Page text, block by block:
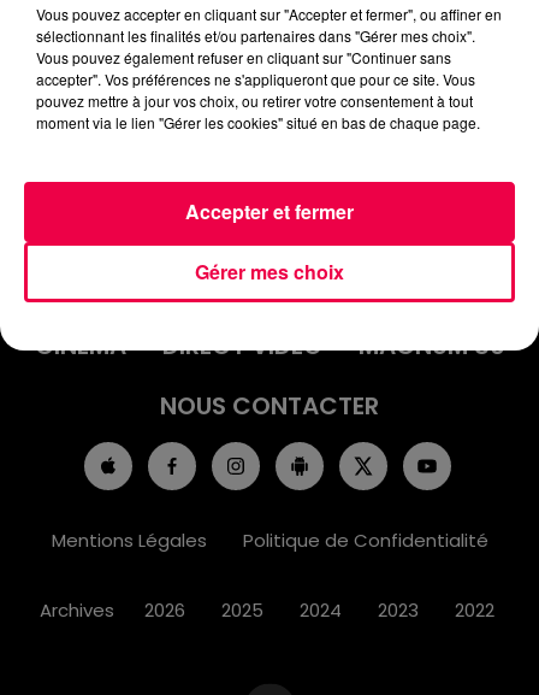
INFOS
EMISSIONS
JEUX
PODCASTS
CINÉMA
DIRECT VIDÉO
MAGNUM 80
NOUS CONTACTER
Mentions Légales Politique de Confidentialité
Archives 2026 2025 2024 2023 2022
Vous pouvez accepter en cliquant sur "Accepter et fermer", ou affiner en
sélectionnant les finalités et/ou partenaires dans "Gérer mes choix".
Vous pouvez également refuser en cliquant sur "Continuer sans
accepter". Vos préférences ne s'appliqueront que pour ce site. Vous
pouvez mettre à jour vos choix, ou retirer votre consentement à tout
moment via le lien "Gérer les cookies" situé en bas de chaque page.
Gérer mes choix
Accepter et fermer